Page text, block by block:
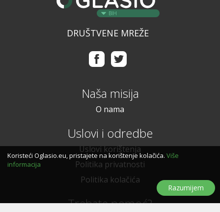
BIH
DRUŠTVENE MREŽE
Naša misija
O nama
Uslovi i odredbe
Uslovi korištenja
Politika privatnosti
Politika kolačića
Trebate pomoć?
Koristeći Oglasio.eu, pristajete na korištenje kolačića. Više
informacija
Razumijem